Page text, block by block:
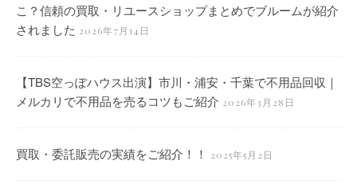
こ？信頼の買取・リユースショップまとめでブルームが紹介
されました 2026年7月14日
【TBS空っぽハウス出演】市川・浦安・千葉で不用品回収｜
メルカリで不用品を売るコツもご紹介 2026年3月28日
買取・委託販売の実績をご紹介！！ 2025年5月2日